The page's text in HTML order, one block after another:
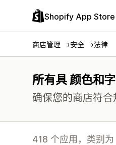
Shopify App Store
商店管理 安全 法律
所有具 颜色和
确保您的商店符合
418 个应用，类别为